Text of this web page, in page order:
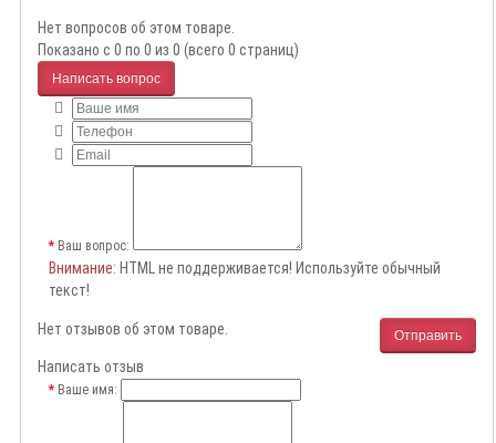
Нет вопросов об этом товаре.
Показано с 0 по 0 из 0 (всего 0 страниц)
Написать вопрос
Ваш вопрос:
Внимание: HTML не поддерживается! Используйте обычный
текст!
Отправить
Нет отзывов об этом товаре.
Написать отзыв
Ваше имя: